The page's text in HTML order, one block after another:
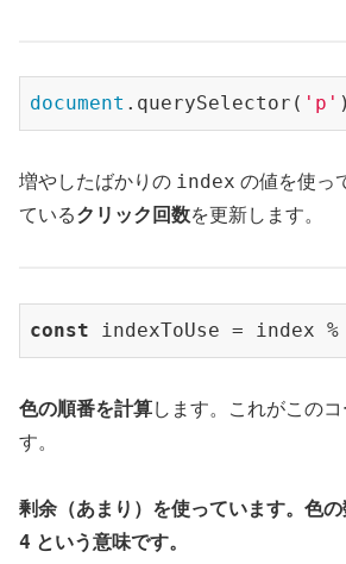
document .querySelector( 'p'
増やしたばかりの index の値を使っ
ているクリック回数を更新します。
const indexToUse = index
色の順番を計算します。これがこの
す。
剰余（あまり） を使っています。色の
4 という意味です。